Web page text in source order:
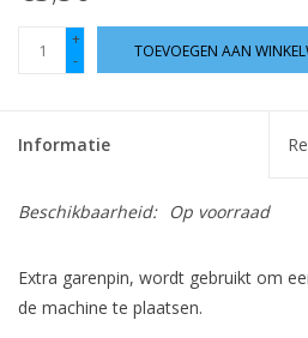
+
-
TOEVOEGEN AAN
Informatie
Beschikbaarheid: Op voorraad
Extra garenpin, wordt gebruikt om
de machine te plaatsen.